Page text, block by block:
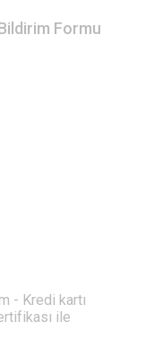
Formu
- Kredi kartı
ile